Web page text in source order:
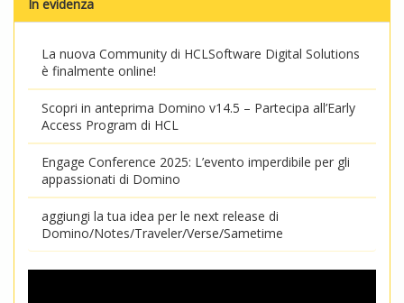
In evidenza
La nuova Community di HCLSoftware Digital Solutions
è finalmente online!
Scopri in anteprima Domino v14.5 – Partecipa all’Early
Access Program di HCL
Engage Conference 2025: L’evento imperdibile per gli
appassionati di Domino
aggiungi la tua idea per le next release di
Domino/Notes/Traveler/Verse/Sametime